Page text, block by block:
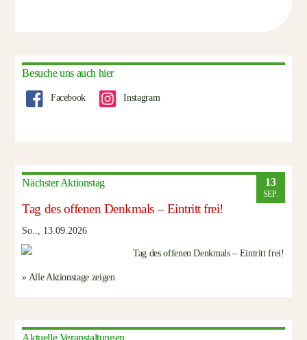
Besuche uns auch hier
Facebook Instagram
Nächster Aktionstag 13
SEP.
Tag des offenen Denkmals – Eintritt frei!
So.., 13.09.2026
» Alle Aktionstage zeigen
Aktuelle Veranstaltungen